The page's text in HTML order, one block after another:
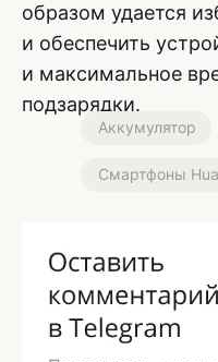
образом удается
и обеспечить
и максимальное
подзарядки.
Аккумулятор
Смартфоны